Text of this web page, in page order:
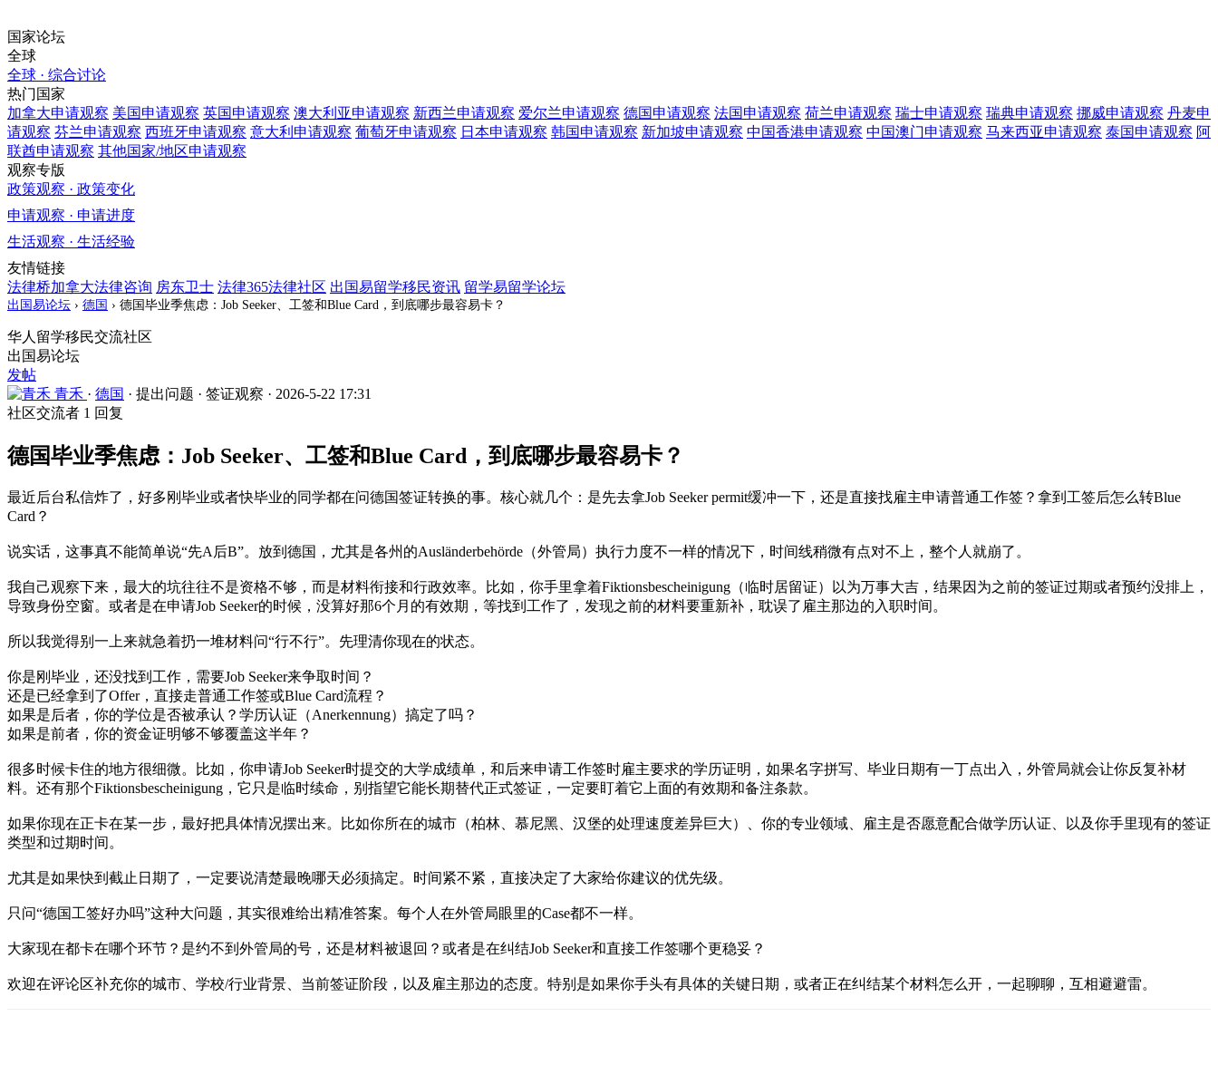
国家论坛
全球
全球 · 综合讨论
热门国家
加拿大申请观察 美国申请观察 英国申请观察 澳大利亚申请观察 新西兰申请观察 爱尔兰申请观察 德国申请观察 法国申请观察 荷兰申请观察 瑞士申请观察 瑞典申请观察 挪威申请观察 丹麦申
请观察 芬兰申请观察 西班牙申请观察 意大利 申请观察 葡萄牙申请观察 日本申请观察 韩国申请观察 新加坡申请观察 中国香港申请观察 中国澳门申请观察 马来西亚申请观察 泰国申请观察 阿
联酋申请观察 其他国家/地区申请观察
观察专版
政策观察 · 政策变化
申请观察 · 申请进度
生活观察 · 生活经验
友情链接
法律桥加拿大法律咨询 房东卫士 法律365法律社区 出国易留学移民资讯 留学易留学论坛
出国易论坛 › 德国 › 德国毕业季焦虑：Job Seeker、工签和Blue Card，到底哪步最容易卡？
华人留学移民交流社区
出国易论坛
发帖
青禾 · 德国 · 提出问题 · 签证观察 · 2026-5-22 17:31
社区交流者 1 回复
德国毕业季焦虑：Job Seeker、工签和Blue Card，到底哪步最容易卡？
最近后台私信炸了，好多刚毕业或者快毕业的同学都在问德国签证转换的事。核心就几个：是先去拿Job Seeker permit缓冲一下，还是直接找雇主申请普通工作签？拿到工签后怎么转Blue
Card？
说实话，这事真不能简单说“先A后B”。放到德国，尤其是各州的Ausländerbehörde（外管局）执行力度不一样的情况下，时间线稍微有点对不上，整个人就崩了。
我自己观察下来，最大的坑往往不是资格不够，而是材料衔接和行政效率。比如，你手里拿着Fiktionsbescheinigung（临时居留证）以为万事大吉，结果因为之前的签证过期或者预约没排上，
导致身份空窗。或者是在申请Job Seeker的时候，没算好那6个月的有效期，等找到工作了，发现之前的材料要重新补，耽误了雇主那边的入职时间。
所以我觉得别一上来就急着扔一堆材料问“行不行”。先理清你现在的状态。
你是刚毕业，还没找到工作，需要Job Seeker来争取时间？
还是已经拿到了Offer，直接走普通工作签或Blue Card流程？
如果是后者，你的学位是否被承认？学历认证（Anerkennung）搞定了吗？
如果是前者，你的资金证明够不够覆盖这半年？
很多时候卡住的地方很细微。比如，你申请Job Seeker时提交的大学成绩单，和后来申请工作签时雇主要求的学历证明，如果名字拼写、毕业日期有一丁点出入，外管局就会让你反复补材
料。还有那个Fiktionsbescheinigung，它只是临时续命，别指望它能长期替代正式签证，一定要盯着它上面的有效期和备注条款。
如果你现在正卡在某一步，最好把具体情况摆出来。比如你所在的城市（柏林、慕尼黑、汉堡的处理速度差异巨大）、你的专业领域、雇主是否愿意配合做学历认证、以及你手里现有的签证
类型和过期时间。
尤其是如果快到截止日期了，一定要说清楚最晚哪天必须搞定。时间紧不紧，直接决定了大家给你建议的优先级。
只问“德国工签好办吗”这种大问题，其实很难给出精准答案。每个人在外管局眼里的Case都不一样。
大家现在都卡在哪个环节？是约不到外管局的号，还是材料被退回？或者是在纠结Job Seeker和直接工作签哪个更稳妥？
欢迎在评论区补充你的城市、学校/行业背景、当前签证阶段，以及雇主那边的态度。特别是如果你手头有具体的关键日期，或者正在纠结某个材料怎么开，一起聊聊，互相避避雷。